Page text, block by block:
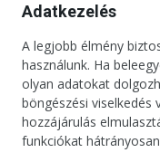
Adatkezelés
A legjobb élmény
használunk. Ha
olyan adatokat
böngészési viselkedés
hozzájárulás
funkciókat